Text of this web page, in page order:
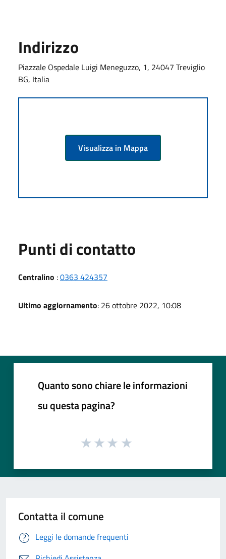
Indirizzo
Piazzale Ospedale Luigi Meneguzzo, 1, 24047 Treviglio
BG, Italia
Visualizza in Mappa
Punti di contatto
Centralino :0363 424357
Ultimo aggiornamento: 26 ottobre 2022, 10:08
Quanto sono chiare le informazioni
su questa pagina?
Contatta il comune
Leggi le domande frequenti